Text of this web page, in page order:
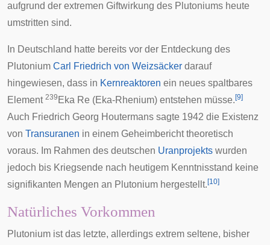
aufgrund der extremen Giftwirkung des Plutoniums heute
umstritten sind.
In Deutschland hatte bereits vor der Entdeckung des
Plutonium Carl Friedrich von Weizsäcker darauf
hingewiesen, dass in Kernreaktoren ein neues spaltbares
Element 239 Eka Re (Eka-Rhenium) entstehen müsse. [9]
Auch Friedrich Georg Houtermans sagte 1942 die Existenz
von Transuranen in einem Geheimbericht theoretisch
voraus. Im Rahmen des deutschen Uranprojekts wurden
jedoch bis Kriegsende nach heutigem Kenntnisstand keine
signifikanten Mengen an Plutonium hergestellt. [10]
Natürliches Vorkommen
Plutonium ist das letzte, allerdings extrem seltene, bisher